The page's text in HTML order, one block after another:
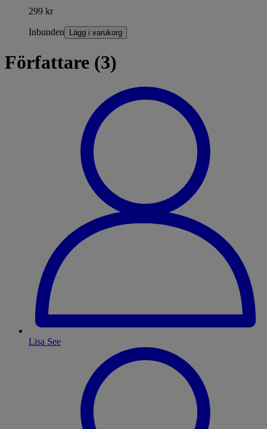
299 kr
Inbunden Lägg i varukorg
Författare (3)
Lisa See